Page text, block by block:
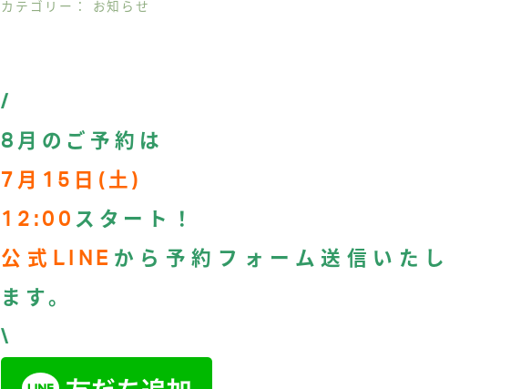
カテゴリー： お知らせ
/
8月のご予約は
7月15日(土)
12:00 スタート！
公式LINE から予約フォーム送信いたし
ます。
\